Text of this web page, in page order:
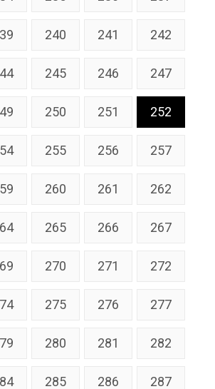
240 241 242
245 246 247
250 251 252
255 256 257
260 261 262
265 266 267
270 271 272
275 276 277
280 281 282
285 286 287